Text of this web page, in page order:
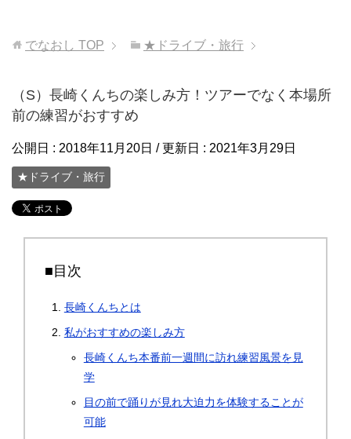
でなおし TOP ★ドライブ・旅行
（S）長崎くんちの楽しみ方！ツアーでなく本場所
前の練習がおすすめ
公開日 : 2018年11月20日 / 更新日 : 2021年3月29日
★ドライブ・旅行
■目次
長崎くんちとは
私がおすすめの楽しみ方
長崎くんち本番前一週間に訪れ練習風景を見
学
目の前で踊りが見れ大迫力を体験することが
可能